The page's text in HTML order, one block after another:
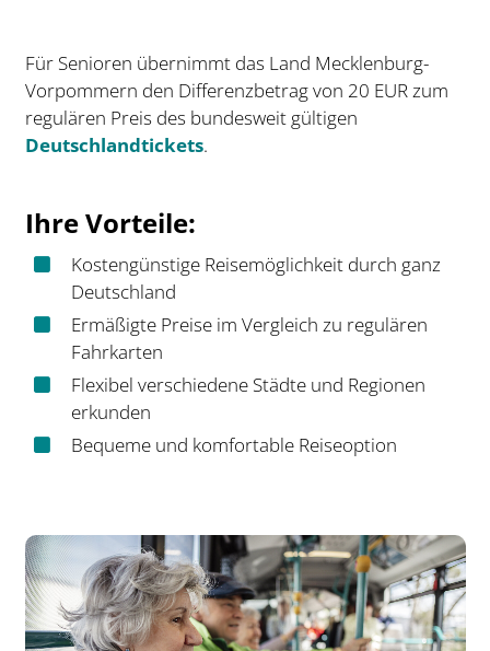
Für Senioren übernimmt das Land Mecklenburg-
Vorpommern den Differenzbetrag von 20 EUR zum
regulären Preis des bundesweit gültigen
Deutschlandtickets.
Ihre Vorteile:
Kostengünstige Reisemöglichkeit durch ganz
Deutschland
Ermäßigte Preise im Vergleich zu regulären
Fahrkarten
Flexibel verschiedene Städte und Regionen
erkunden
Bequeme und komfortable Reiseoption